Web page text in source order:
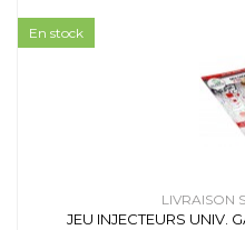
LIVRAISON
JEU INJECTEURS UNIV.
En stock